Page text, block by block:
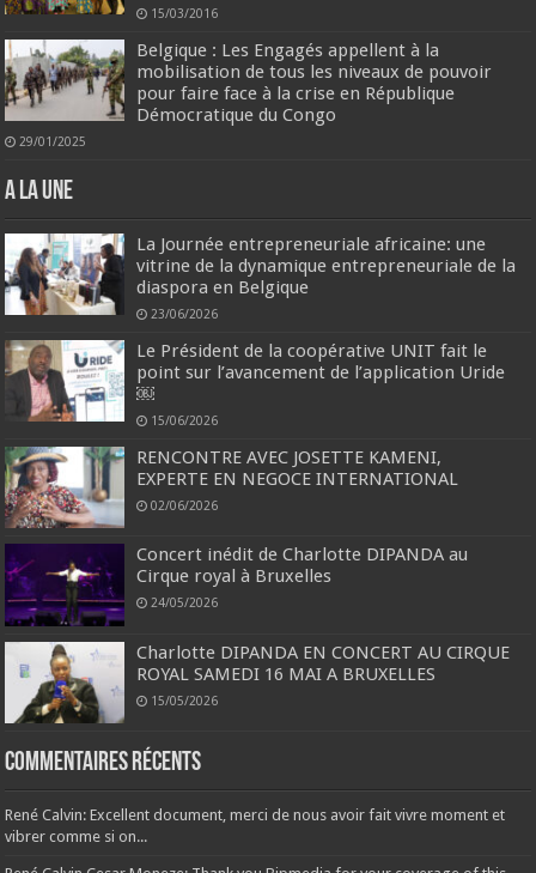
15/03/2016
Belgique : Les Engagés appellent à la
mobilisation de tous les niveaux de pouvoir
pour faire face à la crise en République
Démocratique du Congo
29/01/2025
A la une
La Journée entrepreneuriale africaine: une
vitrine de la dynamique entrepreneuriale de la
diaspora en Belgique
23/06/2026
Le Président de la coopérative UNIT fait le
point sur l’avancement de l’application Uride
￼
15/06/2026
RENCONTRE AVEC JOSETTE KAMENI,
EXPERTE EN NEGOCE INTERNATIONAL
02/06/2026
Concert inédit de Charlotte DIPANDA au
Cirque royal à Bruxelles
24/05/2026
Charlotte DIPANDA EN CONCERT AU CIRQUE
ROYAL SAMEDI 16 MAI A BRUXELLES
15/05/2026
Commentaires récents
René Calvin: Excellent document, merci de nous avoir fait vivre moment et
vibrer comme si on...